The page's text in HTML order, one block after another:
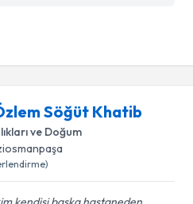
Söğüt Khatib
ve Doğum